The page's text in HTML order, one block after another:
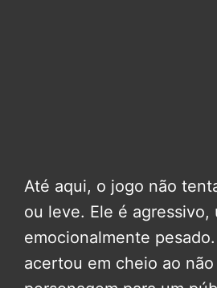
Até aqui, o jogo não
ou leve. Ele é agressivo,
emocionalmente
acertou em cheio ao